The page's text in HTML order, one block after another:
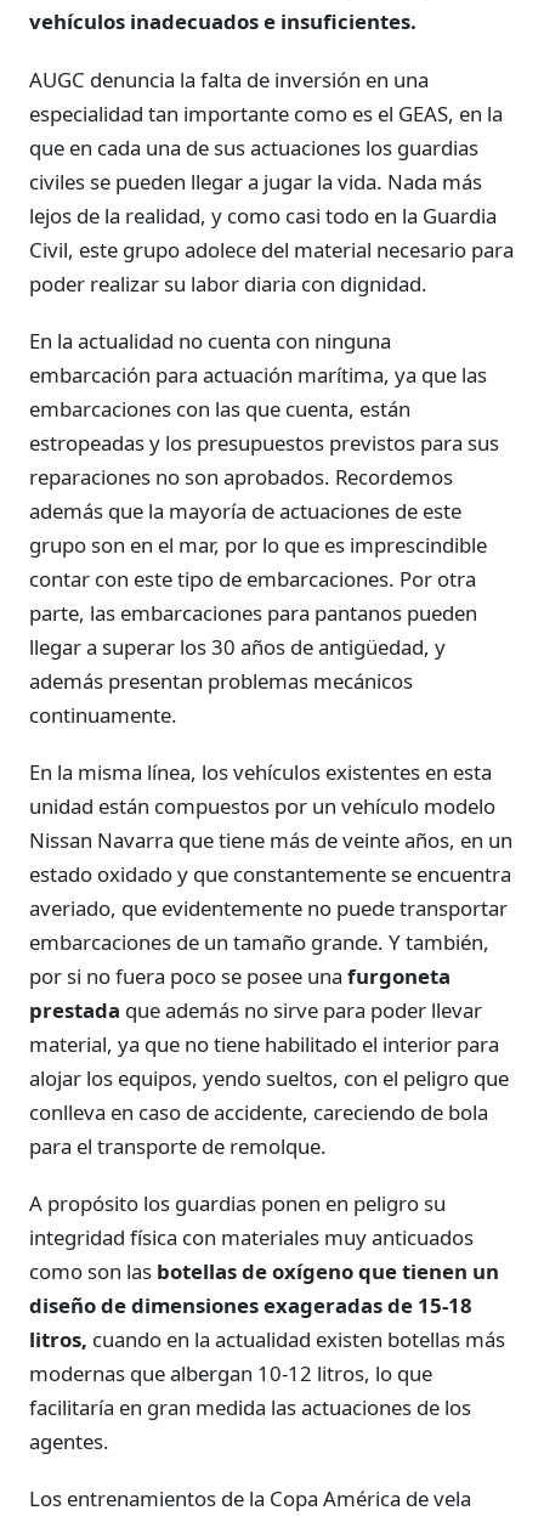
vehículos inadecuados e insuficientes.
AUGC denuncia la falta de inversión en una
especialidad tan importante como es el GEAS, en la
que en cada una de sus actuaciones los guardias
civiles se pueden llegar a jugar la vida. Nada más
lejos de la realidad, y como casi todo en la Guardia
Civil, este grupo adolece del material necesario para
poder realizar su labor diaria con dignidad.
En la actualidad no cuenta con ninguna
embarcación para actuación marítima, ya que las
embarcaciones con las que cuenta, están
estropeadas y los presupuestos previstos para sus
reparaciones no son aprobados. Recordemos
además que la mayoría de actuaciones de este
grupo son en el mar, por lo que es imprescindible
contar con este tipo de embarcaciones. Por otra
parte, las embarcaciones para pantanos pueden
llegar a superar los 30 años de antigüedad, y
además presentan problemas mecánicos
continuamente.
En la misma línea, los vehículos existentes en esta
unidad están compuestos por un vehículo modelo
Nissan Navarra que tiene más de veinte años, en un
estado oxidado y que constantemente se encuentra
averiado, que evidentemente no puede transportar
embarcaciones de un tamaño grande. Y también,
por si no fuera poco se posee una furgoneta
prestada que además no sirve para poder llevar
material, ya que no tiene habilitado el interior para
alojar los equipos, yendo sueltos, con el peligro que
conlleva en caso de accidente, careciendo de bola
para el transporte de remolque.
A propósito los guardias ponen en peligro su
integridad física con materiales muy anticuados
como son las botellas de oxígeno que tienen un
diseño de dimensiones exageradas de 15-18
litros, cuando en la actualidad existen botellas más
modernas que albergan 10-12 litros, lo que
facilitaría en gran medida las actuaciones de los
agentes.
Los entrenamientos de la Copa América de vela